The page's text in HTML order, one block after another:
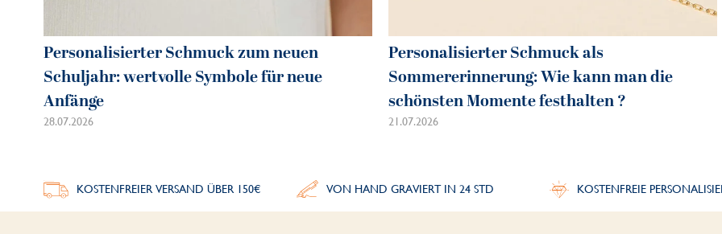
Personalisierter Schmuck zum neuen
Schuljahr: wertvolle Symbole für neue
Anfänge
28.07.2026
Personalisierter Schmuck als
Sommererinnerung: Wie kann man die
schönsten Momente festhalten ?
21.07.2026
KOSTENFREIER VERSAND ÜBER 150€ VON HAND GRAVIERT IN 24 STD KOSTENFREIE